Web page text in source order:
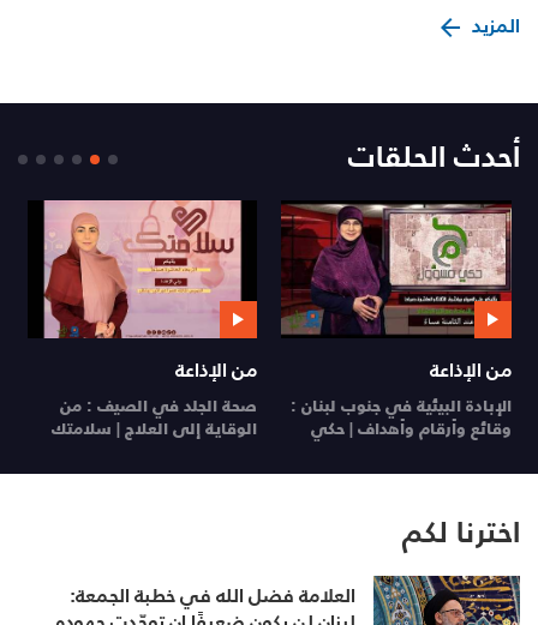
المزيد
أحدث الحلقات
من الإذاعة
الإبادة البيئية في جنوب لبنان :
وقائع وأرقام وأهداف | حكي
مسؤول
من الإذاعة
صحة الجلد في الصيف : من
الوقاية إلى العلاج | سلامتك
اخترنا لكم
العلامة فضل الله في خطبة الجمعة: